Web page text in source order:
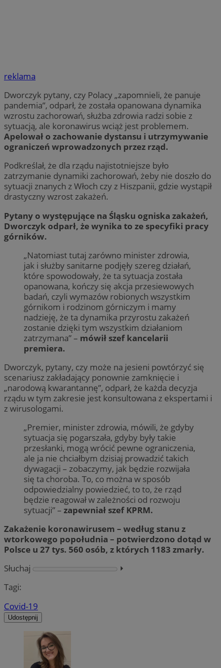
reklama
Dworczyk pytany, czy Polacy „zapomnieli, że panuje
pandemia”, odparł, że została opanowana dynamika
wzrostu zachorowań, służba zdrowia radzi sobie z
sytuacją, ale koronawirus wciąż jest problemem.
Apelował o zachowanie dystansu i utrzymywanie
ograniczeń wprowadzonych przez rząd.
Podkreślał, że dla rządu najistotniejsze było
zatrzymanie dynamiki zachorowań, żeby nie doszło do
sytuacji znanych z Włoch czy z Hiszpanii, gdzie wystąpił
drastyczny wzrost zakażeń.
Pytany o występujące na Śląsku ogniska zakażeń,
Dworczyk odparł, że wynika to ze specyfiki pracy
górników.
„Natomiast tutaj zarówno minister zdrowia,
jak i służby sanitarne podjęły szereg działań,
które spowodowały, że ta sytuacja została
opanowana, kończy się akcja przesiewowych
badań, czyli wymazów robionych wszystkim
górnikom i rodzinom górniczym i mamy
nadzieję, że ta dynamika przyrostu zakażeń
zostanie dzięki tym wszystkim działaniom
zatrzymana” – mówił szef kancelarii
premiera.
Dworczyk, pytany, czy może na jesieni powtórzyć się
scenariusz zakładający ponownie zamknięcie i
„narodową kwarantannę”, odparł, że każda decyzja
rządu w tym zakresie jest konsultowana z ekspertami i
z wirusologami.
„Premier, minister zdrowia, mówili, że gdyby
sytuacja się pogarszała, gdyby były takie
przesłanki, mogą wrócić pewne ograniczenia,
ale ja nie chciałbym dzisiaj prowadzić takich
dywagacji – zobaczymy, jak będzie rozwijała
się ta choroba. To, co można w sposób
odpowiedzialny powiedzieć, to to, że rząd
będzie reagował w zależności od rozwoju
sytuacji” – zapewniał szef KPRM.
Zakażenie koronawirusem – według stanu z
wtorkowego popołudnia – potwierdzono dotąd w
Polsce u 27 tys. 560 osób, z których 1183 zmarły.
Słuchaj
⏵︎
Tagi:
Covid-19
Udostępnij